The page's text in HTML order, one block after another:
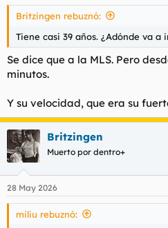
Britzingen rebuznó:
Tiene casi 39 años. ¿Adónde va a
Se dice que a la MLS. Pero
minutos.
Y su velocidad, que era su
Britzingen
Muerto por dentro+
28 May 2026
miliu rebuznó: